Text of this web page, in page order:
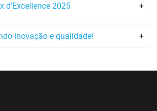
d’Excellence 2025
inovação e qualidade!